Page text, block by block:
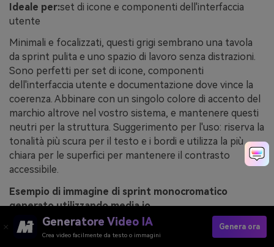
Ideale per:set di icone e componenti dell'interfaccia
utente
Minimali e focalizzati, questi grigi sembrano una tavola
da sprint pulita e uno spazio di lavoro senza distrazioni.
Sono perfetti per set di icone, componenti
dell'interfaccia utente e documentazione dove vince la
coerenza. Abbinare con un singolo colore di accento del
marchio altrove nel vostro sistema, e mantenere questi
neutri per la struttura. Suggerimento per l'uso: riserva la
tonalità più scura per il testo e i bordi e utilizza la più
chiara per le superfici per mantenere il contrasto
accessibile.
Esempio di immagine di sprint monocromatico
generato utilizzando media.io
Generatore Video IA
Crea video facilmente da testo o immagini
Genera ora